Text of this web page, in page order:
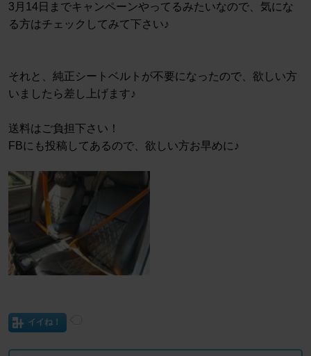
3月14日までキャンペーンやってるみたいなので、気にな
る方はチェックしてみて下さい♪
それと、純正シートベルトが不要になったので、欲しい方
いましたら差し上げます♪
送料はご負担下さい！
FBにも投稿してあるので、欲しい方お早めに♪
イイね！